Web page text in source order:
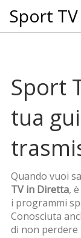
Sport
Sport
tua
Quando vuoi
TV in Diretta,
i programmi
Conosciuta
di non